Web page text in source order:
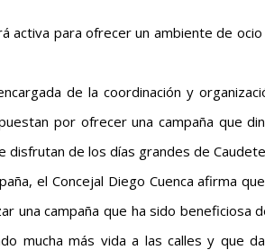
activa para ofrecer un ambiente de
de la coordinación y
por ofrecer una campaña que
de los días grandes de
el Concejal Diego Cuenca afirma
una campaña que ha sido beneficiosa
mucha más vida a las calles y que